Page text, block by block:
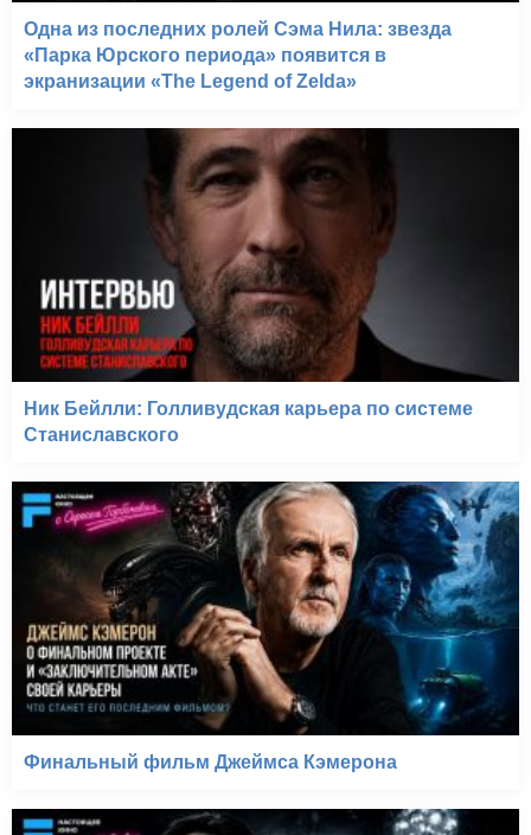
Одна из последних ролей Сэма Нила: звезда
«Парка Юрского периода» появится в
экранизации «The Legend of Zelda»
Ник Бейлли: Голливудская карьера по системе
Станиславского
Финальный фильм Джеймса Кэмерона